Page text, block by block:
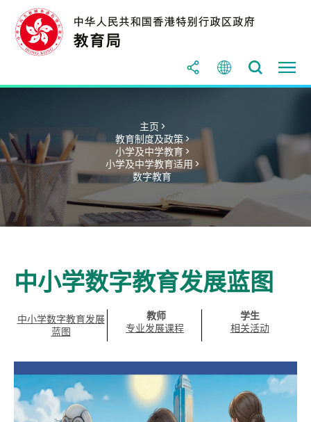
主页 >
教育制度及政策 >
小学及中学教育 >
小学及中学教育适用 >
数字教育
中小学数字教育发展蓝图
中小学数字教育发展
蓝图
教师
专业发展课程
学生
相关活动